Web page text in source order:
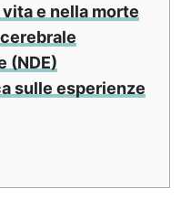
e nella morte
(NDE)
sulle esperienze